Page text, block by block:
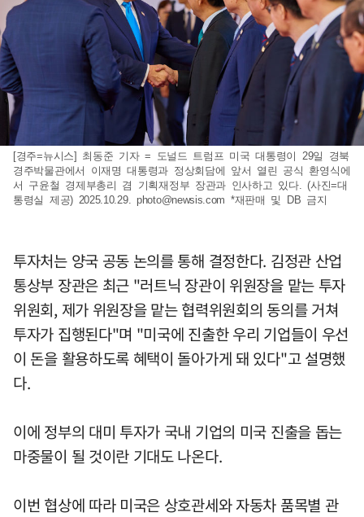
[경주=뉴시스] 최동준 기자 = 도널드 트럼프 미국 대통령이 29일 경북
경주박물관에서 이재명 대통령과 정상회담에 앞서 열린 공식 환영식에
서 구윤철 경제부총리 겸 기획재정부 장관과 인사하고 있다. (사진=대
통령실 제공) 2025.10.29. photo@newsis.com *재판매 및 DB 금지
투자처는 양국 공동 논의를 통해 결정한다. 김정관 산업
통상부 장관은 최근 "러트닉 장관이 위원장을 맡는 투자
위원회, 제가 위원장을 맡는 협력위원회의 동의를 거쳐
투자가 집행된다"며 "미국에 진출한 우리 기업들이 우선
이 돈을 활용하도록 혜택이 돌아가게 돼 있다"고 설명했
다.
이에 정부의 대미 투자가 국내 기업의 미국 진출을 돕는
마중물이 될 것이란 기대도 나온다.
이번 협상에 따라 미국은 상호관세와 자동차 품목별 관